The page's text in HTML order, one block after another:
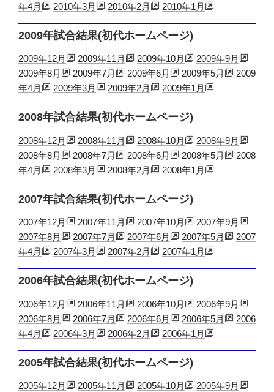
年4月
2010年3月 2010年2月 2010年1月
2009年試合結果(初代ホームページ)
2009年12月 2009年11月 2009年10月
2009年9月
2009年8月
2009年7月 2009年6月 2009年5月
2009
年4月
2009年3月 2009年2月 2009年1月
2008年試合結果(初代ホームページ)
2008年12月 2008年11月 2008年10月
2008年9月
2008年8月
2008年7月 2008年6月 2008年5月
2008
年4月
2008年3月 2008年2月 2008年1月
2007年試合結果(初代ホームページ)
2007年12月 2007年11月 2007年10月
2007年9月
2007年8月
2007年7月 2007年6月 2007年5月
2007
年4月
2007年3月 2007年2月 2007年1月
2006年試合結果(初代ホームページ)
2006年12月 2006年11月 2006年10月
2006年9月
2006年8月
2006年7月 2006年6月 2006年5月
2006
年4月
2006年3月 2006年2月 2006年1月
2005年試合結果(初代ホームページ)
2005年12月 2005年11月 2005年10月
2005年9月